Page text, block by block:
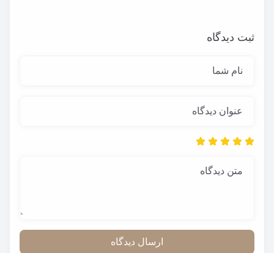
ثبت دیدگاه
نام شما
عنوان دیدگاه
متن دیدگاه
ارسال دیدگاه